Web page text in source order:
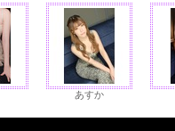
あすか